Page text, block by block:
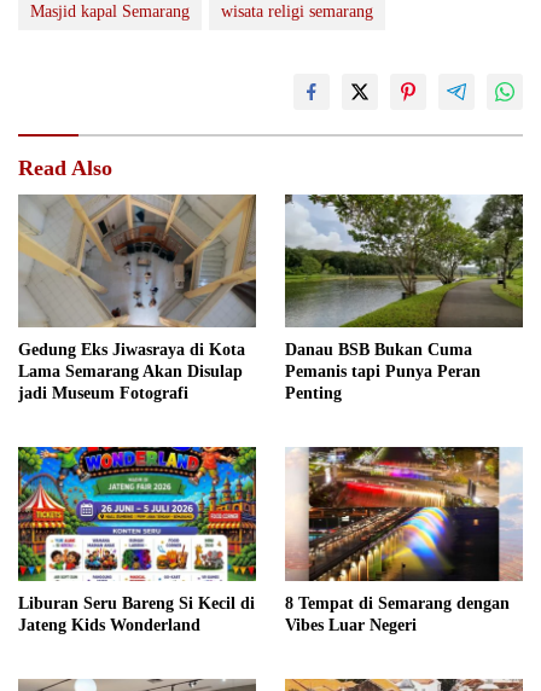
Masjid kapal Semarang wisata religi semarang
Read Also
Gedung Eks Jiwasraya di Kota
Lama Semarang Akan Disulap
jadi Museum Fotografi
Danau BSB Bukan Cuma
Pemanis tapi Punya Peran
Penting
Liburan Seru Bareng Si Kecil di
Jateng Kids Wonderland
8 Tempat di Semarang dengan
Vibes Luar Negeri